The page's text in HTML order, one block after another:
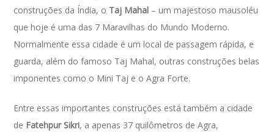
construções da Índia, o Taj Mahal – um majestoso mausoléu
que hoje é uma das 7 Maravilhas do Mundo Moderno.
Normalmente essa cidade é um local de passagem rápida, e
guarda, além do famoso Taj Mahal, outras construções belas
imponentes como o Mini Taj e o Agra Forte.
Entre essas importantes construções está também a cidade
de Fatehpur Sikri, a apenas 37 quilômetros de Agra,